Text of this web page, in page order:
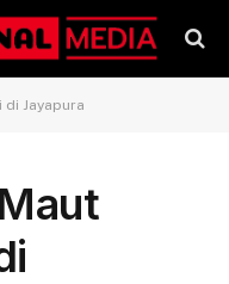
di Jayapura